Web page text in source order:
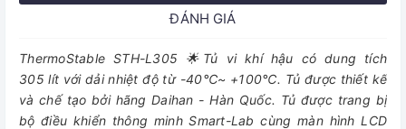
ĐÁNH GIÁ
ThermoStable STH-L305 🌟Tủ vi khí hậu có dung tích
305 lít với dải nhiệt độ từ -40℃~ +100℃. Tủ được thiết kế
và chế tạo bởi hãng Daihan - Hàn Quốc. Tủ được trang bị
bộ điều khiển thông minh Smart-Lab cùng màn hình LCD